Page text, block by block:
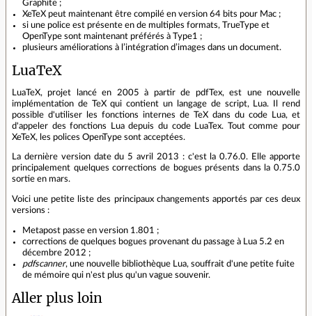
Graphite ;
XeTeX peut maintenant être compilé en version 64 bits pour Mac ;
si une police est présente en de multiples formats, TrueType et
OpenType sont maintenant préférés à Type1 ;
plusieurs améliorations à l’intégration d’images dans un document.
LuaTeX
LuaTeX, projet lancé en 2005 à partir de pdfTex, est une nouvelle
implémentation de TeX qui contient un langage de script, Lua. Il rend
possible d'utiliser les fonctions internes de TeX dans du code Lua, et
d'appeler des fonctions Lua depuis du code LuaTex. Tout comme pour
XeTeX, les polices OpenType sont acceptées.
La dernière version date du 5 avril 2013 : c'est la 0.76.0. Elle apporte
principalement quelques corrections de bogues présents dans la 0.75.0
sortie en mars.
Voici une petite liste des principaux changements apportés par ces deux
versions :
Metapost passe en version 1.801 ;
corrections de quelques bogues provenant du passage à Lua 5.2 en
décembre 2012 ;
pdfscanner, une nouvelle bibliothèque Lua, souffrait d'une petite fuite
de mémoire qui n'est plus qu'un vague souvenir.
Aller plus loin